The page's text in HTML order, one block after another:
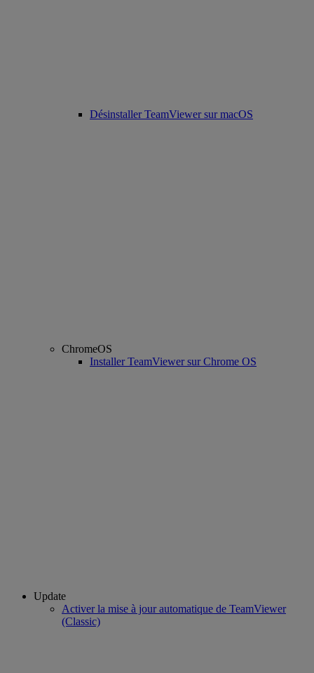
Désinstaller TeamViewer sur macOS
ChromeOS
Installer TeamViewer sur Chrome OS
Update
Activer la mise à jour automatique de TeamViewer
(Classic)